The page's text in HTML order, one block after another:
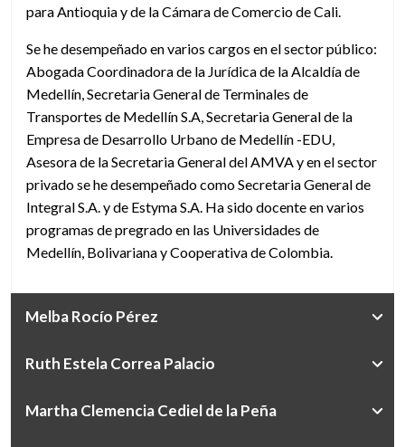
para Antioquia y de la Cámara de Comercio de Cali.
Se he desempeñado en varios cargos en el sector público:
Abogada Coordinadora de la Jurídica de la Alcaldía de
Medellín, Secretaria General de Terminales de
Transportes de Medellín S.A, Secretaria General de la
Empresa de Desarrollo Urbano de Medellín -EDU,
Asesora de la Secretaria General del AMVA y en el sector
privado se he desempeñado como Secretaria General de
Integral S.A. y de Estyma S.A. Ha sido docente en varios
programas de pregrado en las Universidades de
Medellín, Bolivariana y Cooperativa de Colombia.
Melba Rocío Pérez
Ruth Estela Correa Palacio
Martha Clemencia Cediel de la Peña